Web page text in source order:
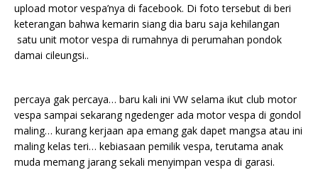
upload motor vespa’nya di facebook. Di foto tersebut di beri
keterangan bahwa kemarin siang dia baru saja kehilangan
satu unit motor vespa di rumahnya di perumahan pondok
damai cileungsi..
percaya gak percaya… baru kali ini VW selama ikut club motor
vespa sampai sekarang ngedenger ada motor vespa di gondol
maling… kurang kerjaan apa emang gak dapet mangsa atau ini
maling kelas teri… kebiasaan pemilik vespa, terutama anak
muda memang jarang sekali menyimpan vespa di garasi.